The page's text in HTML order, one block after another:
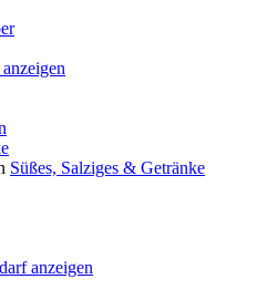
Süßes, Salziges & Getränke
anzeigen